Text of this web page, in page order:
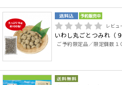
レビュ
いわし丸ごとつみれ（９
ご予約限定品／限定個数